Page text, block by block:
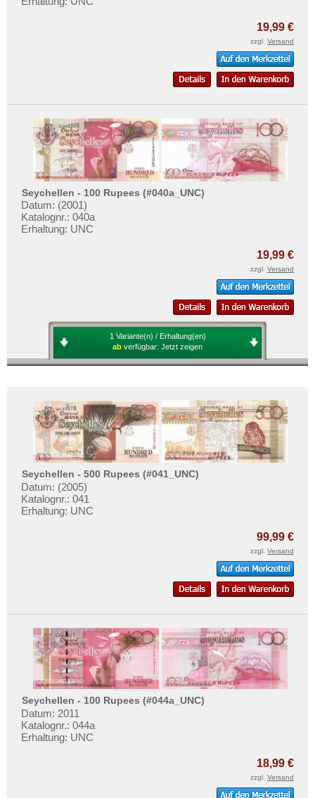
19,99 €
zzgl. Versand
Seychellen - 100 Rupees (#040a_UNC)
Datum: (2001)
Katalognr.: 040a
Erhaltung: UNC
19,99 €
zzgl. Versand
1 Variante(n) / Erhaltung(en)
ab verfügbar: Jetzt zeigen
Seychellen - 500 Rupees (#041_UNC)
Datum: (2005)
Katalognr.: 041
Erhaltung: UNC
99,99 €
zzgl. Versand
Seychellen - 100 Rupees (#044a_UNC)
Datum: 2011
Katalognr.: 044a
Erhaltung: UNC
18,99 €
zzgl. Versand